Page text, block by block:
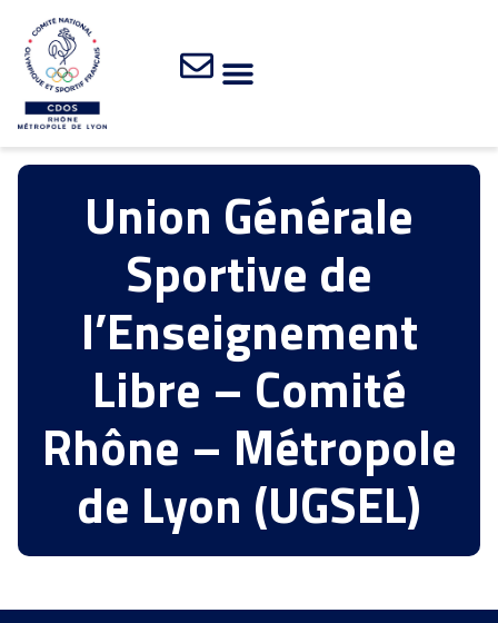
Union Générale
Sportive de
l’Enseignement
Libre – Comité
Rhône – Métropole
de Lyon (UGSEL)